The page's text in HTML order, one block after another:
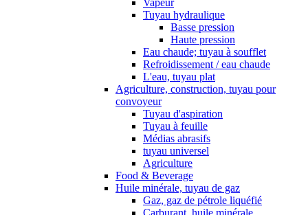
Vapeur
Tuyau hydraulique
Basse pression
Haute pression
Eau chaude; tuyau à soufflet
Refroidissement / eau chaude
L'eau, tuyau plat
Agriculture, construction, tuyau pour
convoyeur
Tuyau d'aspiration
Tuyau à feuille
Médias abrasifs
tuyau universel
Agriculture
Food & Beverage
Huile minérale, tuyau de gaz
Gaz, gaz de pétrole liquéfié
Carburant, huile minérale